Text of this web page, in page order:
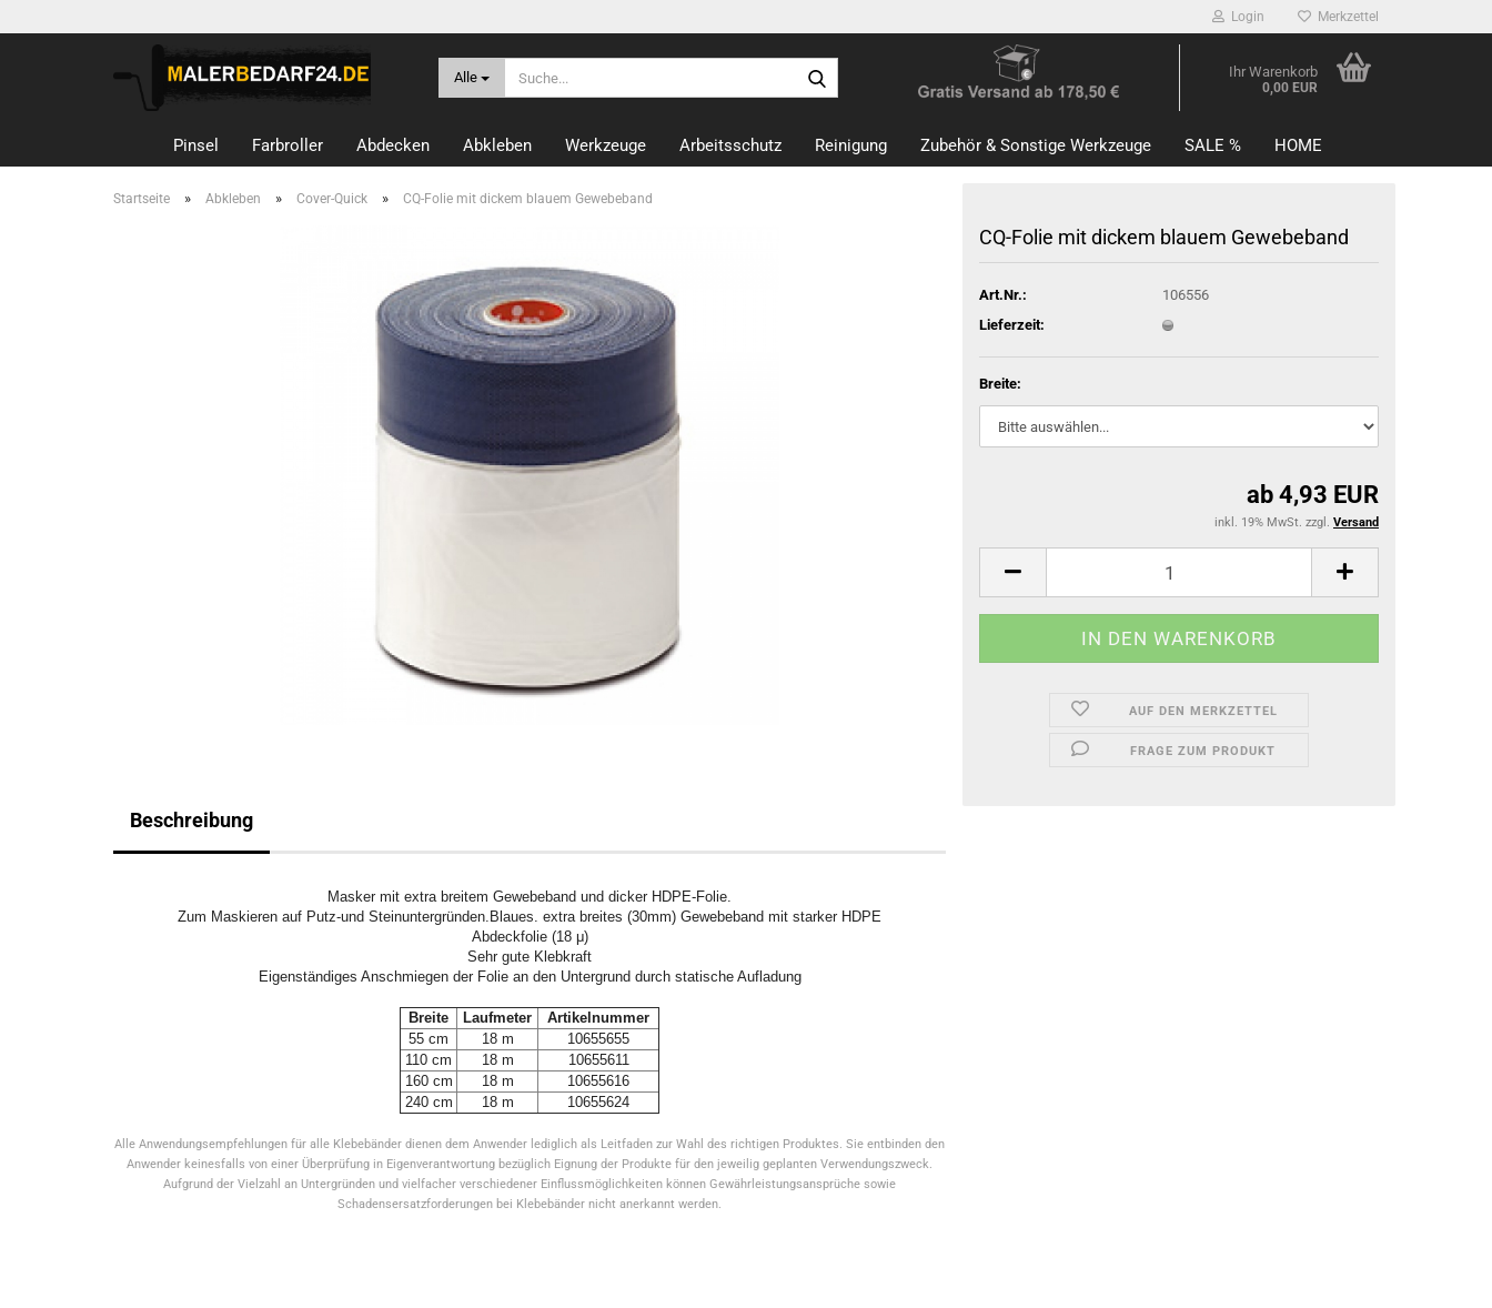
Login Merkzettel
Alle Ihr Warenkorb
0,00 EUR
Pinsel Farbroller Abdecken Abkleben Werkzeuge Arbeitsschutz Reinigung Zubehör & Sonstige Werkzeuge SALE % HOME
Startseite » Abkleben » Cover-Quick » CQ-Folie mit dickem blauem Gewebeband
CQ-Folie mit dickem blauem Gewebeband
Art.Nr.:
106556
Lieferzeit:
Breite:
ab 4,93 EUR
inkl. 19% MwSt. zzgl. Versand
AUF DEN MERKZETTEL
FRAGE ZUM PRODUKT
Beschreibung
Masker mit extra breitem Gewebeband und dicker HDPE-Folie.
Zum Maskieren auf Putz-und Steinuntergründen.Blaues. extra breites (30mm) Gewebeband mit starker HDPE
Abdeckfolie (18 μ)
Sehr gute Klebkraft
Eigenständiges Anschmiegen der Folie an den Untergrund durch statische Aufladung
Breite Laufmeter
Artikelnummer
55 cm
18 m
10655655
110 cm
18 m
10655611
160 cm
18 m
10655616
240 cm
18 m 10655624
Alle Anwendungsempfehlungen für alle Klebebänder dienen dem Anwender lediglich als Leitfaden zur Wahl des richtigen Produktes. Sie entbinden den
Anwender keinesfalls von einer Überprüfung in Eigenverantwortung bezüglich Eignung der Produkte für den jeweilig geplanten Verwendungszweck.
Aufgrund der Vielzahl an Untergründen und vielfacher verschiedener Einflussmöglichkeiten können Gewährleistungsansprüche sowie
Schadensersatzforderungen bei Klebebänder nicht anerkannt werden.